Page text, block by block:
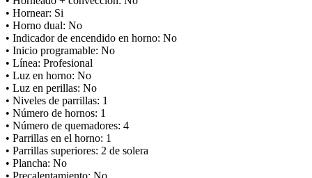
• Hornear: Si
• Horno dual: No
• Indicador de encendido en horno: No
• Inicio programable: No
• Línea: Profesional
• Luz en horno: No
• Luz en perillas: No
• Niveles de parrillas: 1
• Número de hornos: 1
• Número de quemadores: 4
• Parrillas en el horno: 1
• Parrillas superiores: 2 de solera
• Plancha: No
• Precalentamiento: No